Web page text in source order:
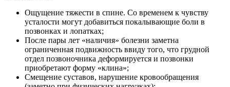
Ощущение тяжести в спине. Со временем к чувству
усталости могут добавиться покалывающие боли в
позвонках и лопатках;
После пары лет «наличия» болезни заметна
ограниченная подвижность ввиду того, что грудной
отдел позвоночника деформируется и позвонки
приобретают форму «клина»;
Смещение суставов, нарушение кровообращения